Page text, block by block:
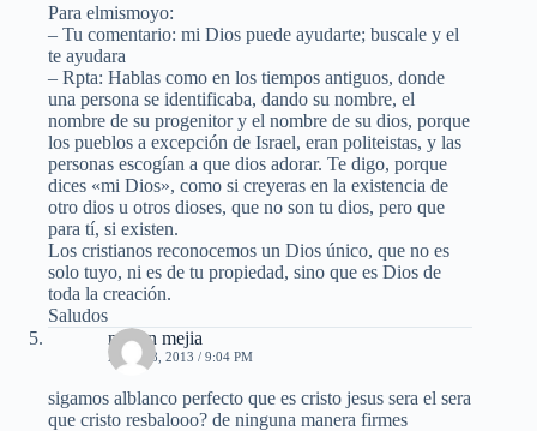
Para elmismoyo:
– Tu comentario: mi Dios puede ayudarte; buscale y el
te ayudara
– Rpta: Hablas como en los tiempos antiguos, donde
una persona se identificaba, dando su nombre, el
nombre de su progenitor y el nombre de su dios, porque
los pueblos a excepción de Israel, eran politeistas, y las
personas escogían a que dios adorar. Te digo, porque
dices «mi Dios», como si creyeras en la existencia de
otro dios u otros dioses, que no son tu dios, pero que
para tí, si existen.
Los cristianos reconocemos un Dios único, que no es
solo tuyo, ni es de tu propiedad, sino que es Dios de
toda la creación.
Saludos
nelson mejia
ABRIL 8, 2013 / 9:04 PM
sigamos alblanco perfecto que es cristo jesus sera el sera
que cristo resbalooo? de ninguna manera firmes